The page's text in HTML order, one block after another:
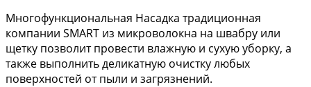
Многофункциональная Насадка традиционная
компании SMART из микроволокна на швабру или
щетку позволит провести влажную и сухую уборку, а
также выполнить деликатную очистку любых
поверхностей от пыли и загрязнений.